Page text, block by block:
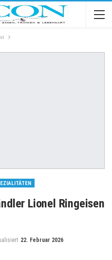
Lionel Ringeisen
22. Februar 2026